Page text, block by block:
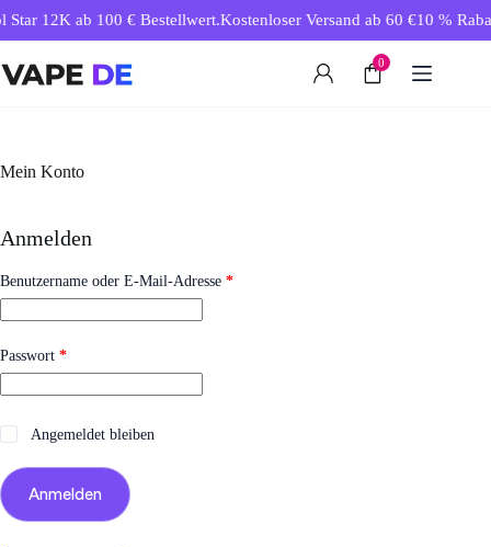
Inhalt12K ab 100 € Bestellwert.Kostenloser Versand ab 60 €10 %
0
Mein Konto
Anmelden
Benutzername oder E-Mail-Adresse *Erforderlich
Passwort *Erforderlich
Angemeldet bleiben
Anmelden